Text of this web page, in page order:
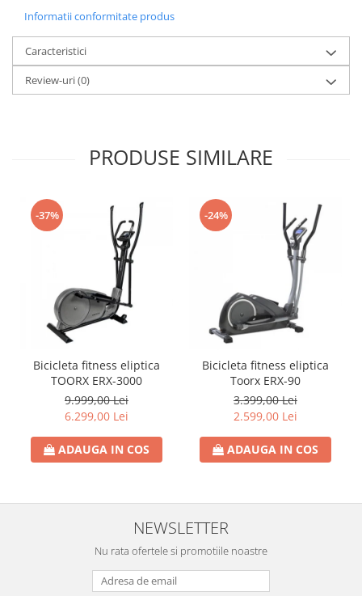
Informatii conformitate produs
Caracteristici
Review-uri(0)
PRODUSE SIMILARE
-37%
Bicicleta fitness eliptica
TOORX ERX-3000
9.999,00 Lei
6.299,00 Lei
ADAUGA IN COS
-24%
Bicicleta fitness eliptica
Toorx ERX-90
3.399,00 Lei
2.599,00 Lei
ADAUGA IN COS
NEWSLETTER
Nu rata ofertele si promotiile noastre